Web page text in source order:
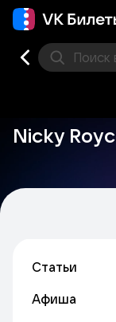
Поиск
Nicky
Статьи
Афиша